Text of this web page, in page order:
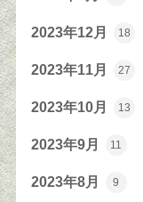
2023年12月 18
2023年11月 27
2023年10月 13
2023年9月 11
2023年8月 9